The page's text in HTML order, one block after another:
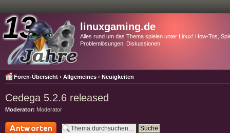
linuxgaming.de
Alles rund um das Thema spielen unter Linux! How-Tos,
Problemlösungen, Diskussionen
Foren-Übersicht ‹ Allgemeines ‹ Neuigkeiten
Cedega 5.2.6 released
Moderator: Moderator